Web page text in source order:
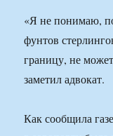
«Я не понимаю,
фунтов
границу, не
заметил адвокат.
Как сообщила